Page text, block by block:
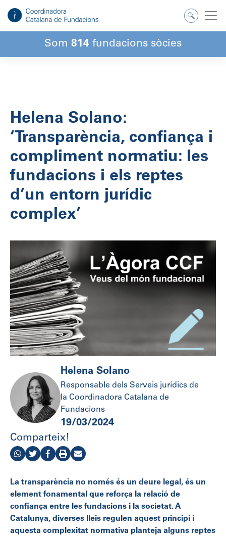
contingut
Som 814 fundacions sòcies
Helena Solano:
‘Transparència, confiança i
compliment normatiu: les
fundacions i els reptes
d’un entorn jurídic
complex’
Helena Solano
Responsable dels Serveis jurídics de
la Coordinadora Catalana de
Fundacions
19/03/2024
Comparteix!
La transparència no només és un deure legal, és un
element fonamental que reforça la relació de
confiança entre les fundacions i la societat. A
Catalunya, diverses lleis regulen aquest principi i
aquesta complexitat normativa planteja alguns reptes